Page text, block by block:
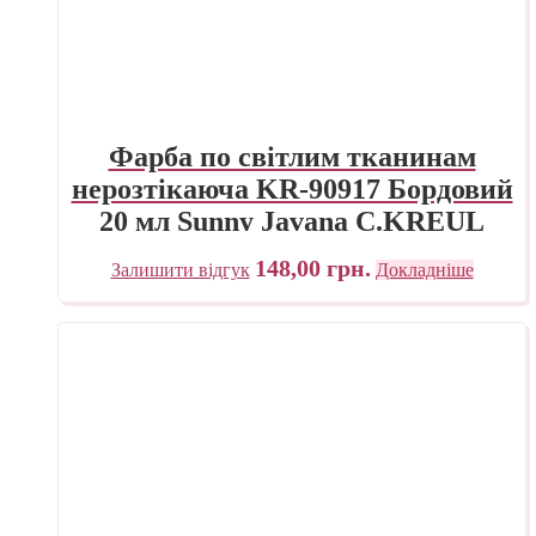
Фарба по світлим тканинам
нерозтікаюча KR-90917 Бордовий
20 мл Sunny Javana C.KREUL
Залишити відгук 148,00 грн. Докладніше